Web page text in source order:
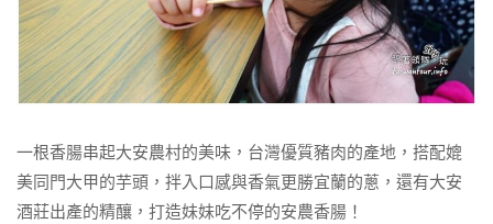
一根香腸串起大安農村的美味，台灣優質豬肉的產地，搭配媲
美同門大甲的芋頭，拌入口感與香氣更勝宜蘭的蔥，還有大安
酒莊出產的精釀，打造妹妹吃不停的安農香腸！